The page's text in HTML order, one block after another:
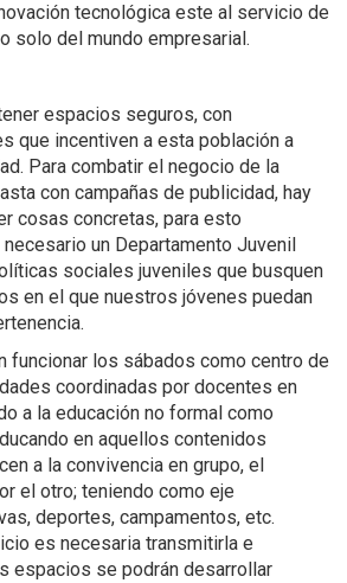
tecnológica este al servicio de
solo del mundo empresarial.
espacios seguros, con
que incentiven a esta población a
Para combatir el negocio de la
con campañas de publicidad, hay
cosas concretas, para esto
un Departamento Juvenil
sociales juveniles que busquen
en el que nuestros jóvenes puedan
funcionar los sábados como centro de
coordinadas por docentes en
a la educación no formal como
en aquellos contenidos
a la convivencia en grupo, el
el otro; teniendo como eje
deportes, campamentos, etc.
es necesaria transmitirla e
espacios se podrán desarrollar